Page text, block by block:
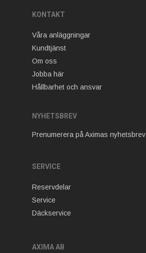
KONTAKT
Våra anläggningar
Kundtjänst
Om oss
Jobba här
Hållbarhet och ansvar
NYHETSBREV
Prenumerera på Aximas nyhetsbrev
SERVICE
Reservdelar
Service
Däckservice
AXIMA AB